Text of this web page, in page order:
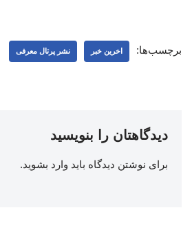
برچسب‌ها: اخرین خبر نشر پرتال معرفی
دیدگاهتان را بنویسید
برای نوشتن دیدگاه باید وارد بشوید.